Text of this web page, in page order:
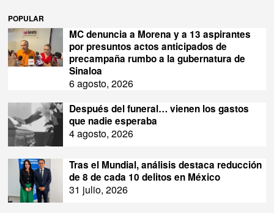
POPULAR
MC denuncia a Morena y a 13 aspirantes
por presuntos actos anticipados de
precampaña rumbo a la gubernatura de
Sinaloa
6 agosto, 2026
Después del funeral… vienen los gastos
que nadie esperaba
4 agosto, 2026
Tras el Mundial, análisis destaca reducción
de 8 de cada 10 delitos en México
31 julio, 2026